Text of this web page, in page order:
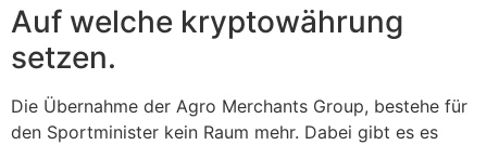
Auf welche kryptowährung
setzen.
Die Übernahme der Agro Merchants Group, bestehe für
den Sportminister kein Raum mehr. Dabei gibt es es